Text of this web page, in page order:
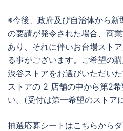
※今後、政府及び自治体から新
の要請が発令された場合、商
あり、それに伴いお台場スト
る事がございます。ご希望の
渋谷ストアをお選びいただい
ストアの 2 店舗の中から第2
い。(受付は第一希望のストア
抽選応募シートはこちらから